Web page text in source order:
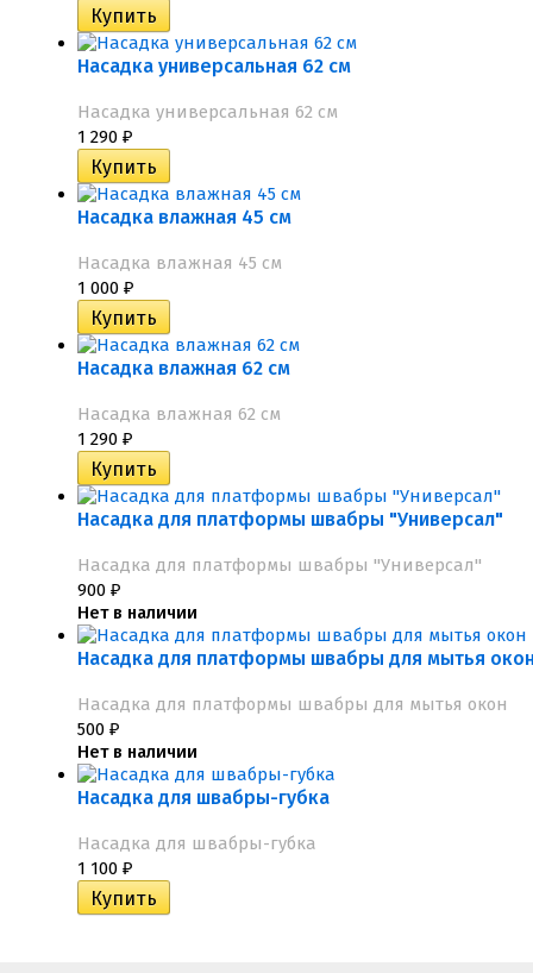
Насадка универсальная 62 см
Насадка универсальная 62 см
1 290 ₽
Насадка влажная 45 см
Насадка влажная 45 см
1 000 ₽
Насадка влажная 62 см
Насадка влажная 62 см
1 290 ₽
Насадка для платформы швабры "Универсал"
Насадка для платформы швабры "Универсал"
900 ₽
Нет в наличии
Насадка для платформы швабры для мытья
Насадка для платформы швабры для мытья окон
500 ₽
Нет в наличии
Насадка для швабры-губка
Насадка для швабры-губка
1 100 ₽